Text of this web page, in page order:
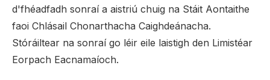
d'fhéadfadh sonraí a aistriú chuig na Stáit Aontaithe
faoi Chlásail Chonarthacha Caighdeánacha.
Stóráiltear na sonraí go léir eile laistigh den Limistéar
Eorpach Eacnamaíoch.